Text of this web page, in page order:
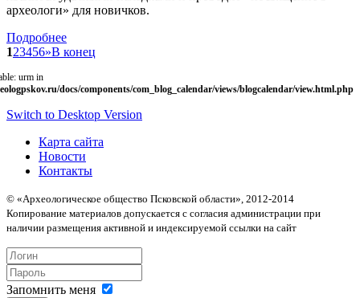
археологи» для новичков.
Подробнее
123456»В конец
urm in
docs/components/com_blog_calendar/views/blogcalendar/view.html.php
Switch to Desktop Version
Карта сайта
Новости
Контакты
© «Археологическое общество Псковской области», 2012-2014
Копирование материалов допускается с согласия администрации при
наличии размещения активной и индексируемой ссылки на сайт
Запомнить меня